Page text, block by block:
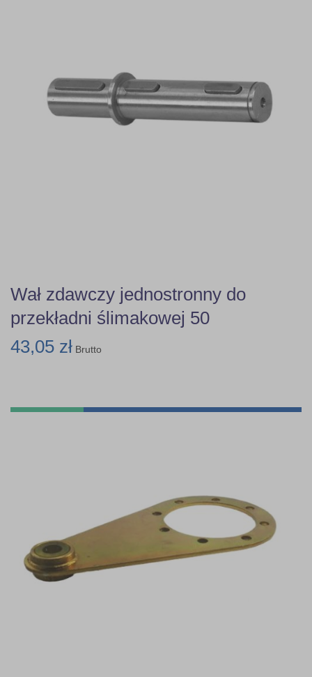
Wał zdawczy jednostronny do
przekładni ślimakowej 50
43,05 zł Brutto